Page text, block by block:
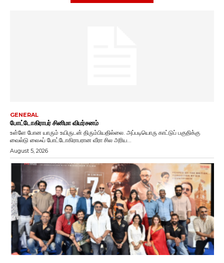
GENERAL
போட்டோகிராபர் சினிமா விமர்சனம்
உள்ளே போன யாரும் உயிருடன் திரும்பியதில்லை. அப்படியொரு காட்டுப் பகுதிக்கு
வைல்டு லைஃப் போட்டோகிராபரான வீரா சில அரிய...
August 5, 2026